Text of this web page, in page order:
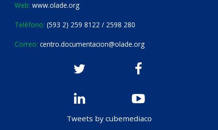
Web: www.olade.org
Teléfono: (593 2) 259 8122 / 2598 280
Correo: centro.documentacion@olade.org
Tweets by cubemediaco